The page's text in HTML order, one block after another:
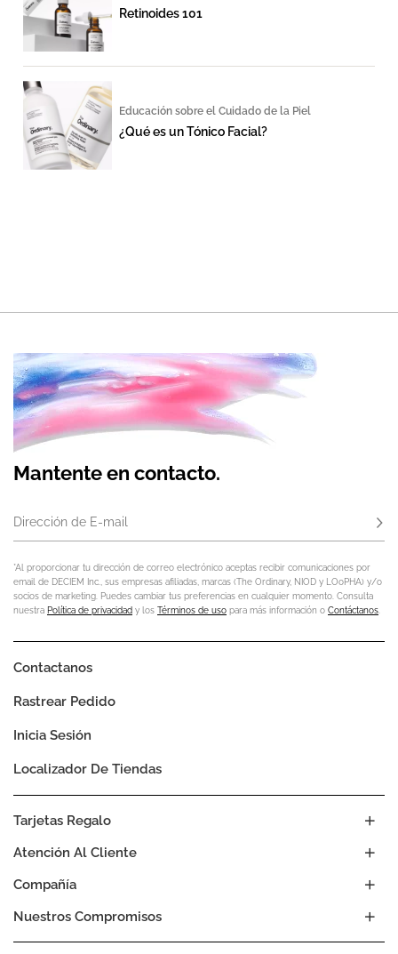
Retinoides 101
Educación sobre el Cuidado de la Piel
¿Qué es un Tónico Facial?
Mantente en contacto.
Dirección de E-mail
*Al proporcionar tu dirección de correo electrónico aceptas recibir comunicaciones por
email de DECIEM Inc., sus empresas afiliadas, marcas (The Ordinary, NIOD y LOoPHA) y/o
socios de marketing. Puedes cambiar tus preferencias en cualquier momento. Consulta
nuestra Política de privacidad y los Términos de uso para más información o Contáctanos
Compañía
Nuestros Compromisos
Atención Al Cliente
Tarjetas Regalo
Contactanos
Rastrear Pedido
Inicia Sesión
Localizador De Tiendas